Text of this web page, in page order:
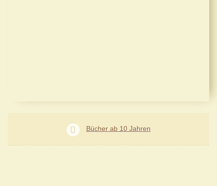
Bücher ab 10 Jahren